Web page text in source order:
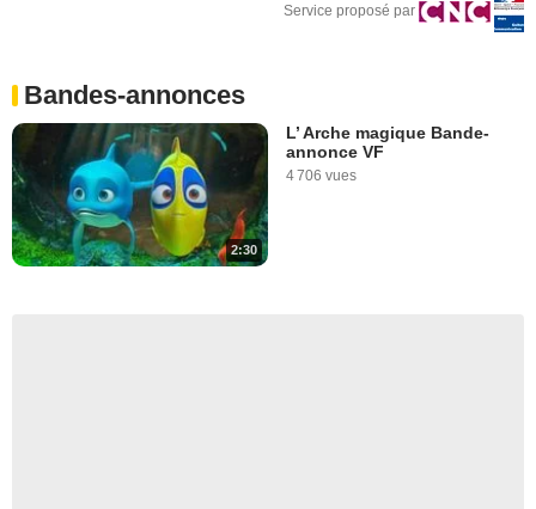
Service proposé par
Bandes-annonces
2:30
L’ Arche magique Bande-
annonce VF
4 706 vues